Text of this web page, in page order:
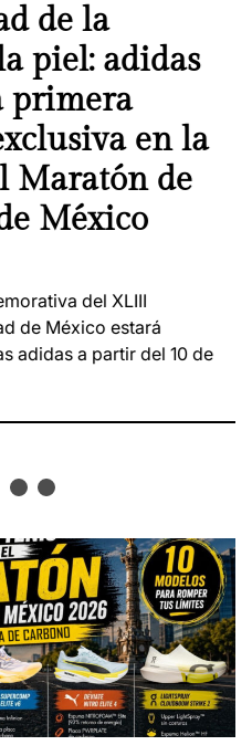
de la
piel: adidas
en la
de
México
del XLIII
México estará
a partir del 10 de